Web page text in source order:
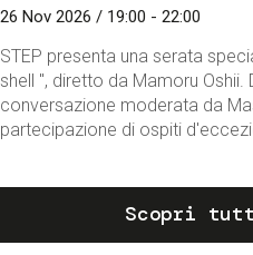
26 Nov 2026 / 19:00 - 22:00
STEP presenta una serata
shell ", diretto da Mamoru
conversazione moderata da
partecipazione di ospiti
Scopri